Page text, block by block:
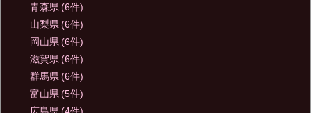
青森県 (6件)
山梨県 (6件)
岡山県 (6件)
滋賀県 (6件)
群馬県 (6件)
富山県 (5件)